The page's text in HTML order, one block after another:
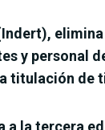
y personal
titulación de
a la tercera